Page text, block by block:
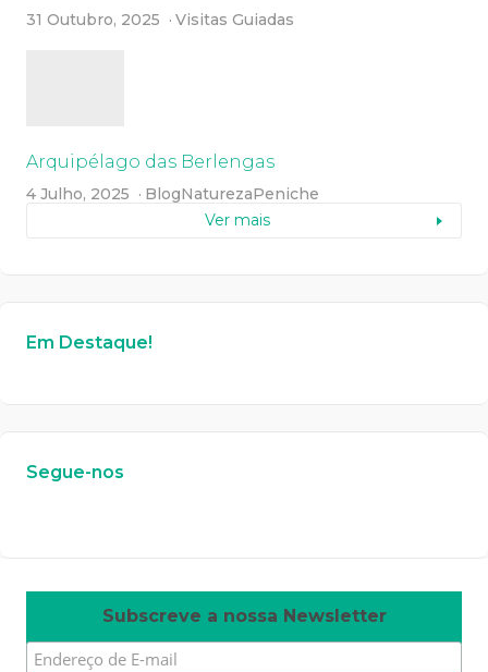
31 Outubro, 2025 Visitas Guiadas
Arquipélago das Berlengas
4 Julho, 2025 BlogNaturezaPeniche
Ver mais
Em Destaque!
Segue-nos
Subscreve a nossa Newsletter